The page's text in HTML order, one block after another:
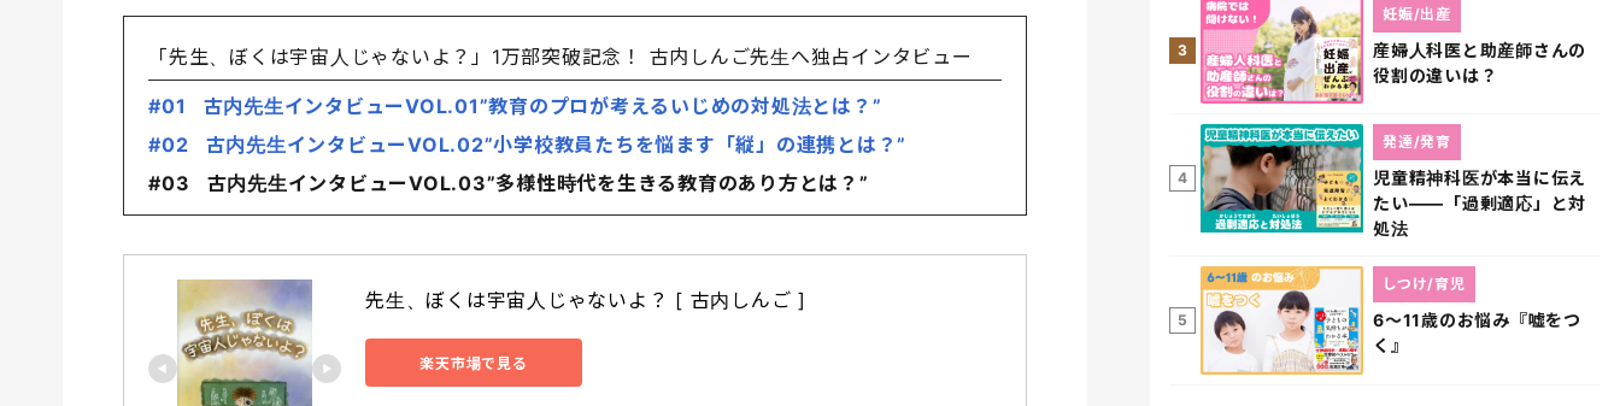
「先生、ぼくは宇宙人じゃないよ？」1万部突破記念！ 古内しんご先生へ独占インタビュー
#01 古内先生インタビューVOL.01”教育のプロが考えるいじめの対処法とは？”
#02 古内先生インタビューVOL.02”小学校教員たちを悩ます「縦」の連携とは？”
#03 古内先生インタビューVOL.03”多様性時代を生きる教育のあり方とは？”
先生、ぼくは宇宙人じゃないよ？ [ 古内しんご ]
楽天市場で見る
3
産婦人科医と助産師さんの
役割の違いは？
妊娠/出産
4
児童精神科医が本当に伝え
たい――「過剰適応」と対
処法
発達/発育
5
6～11歳のお悩み『嘘をつ
く』
しつけ/育児